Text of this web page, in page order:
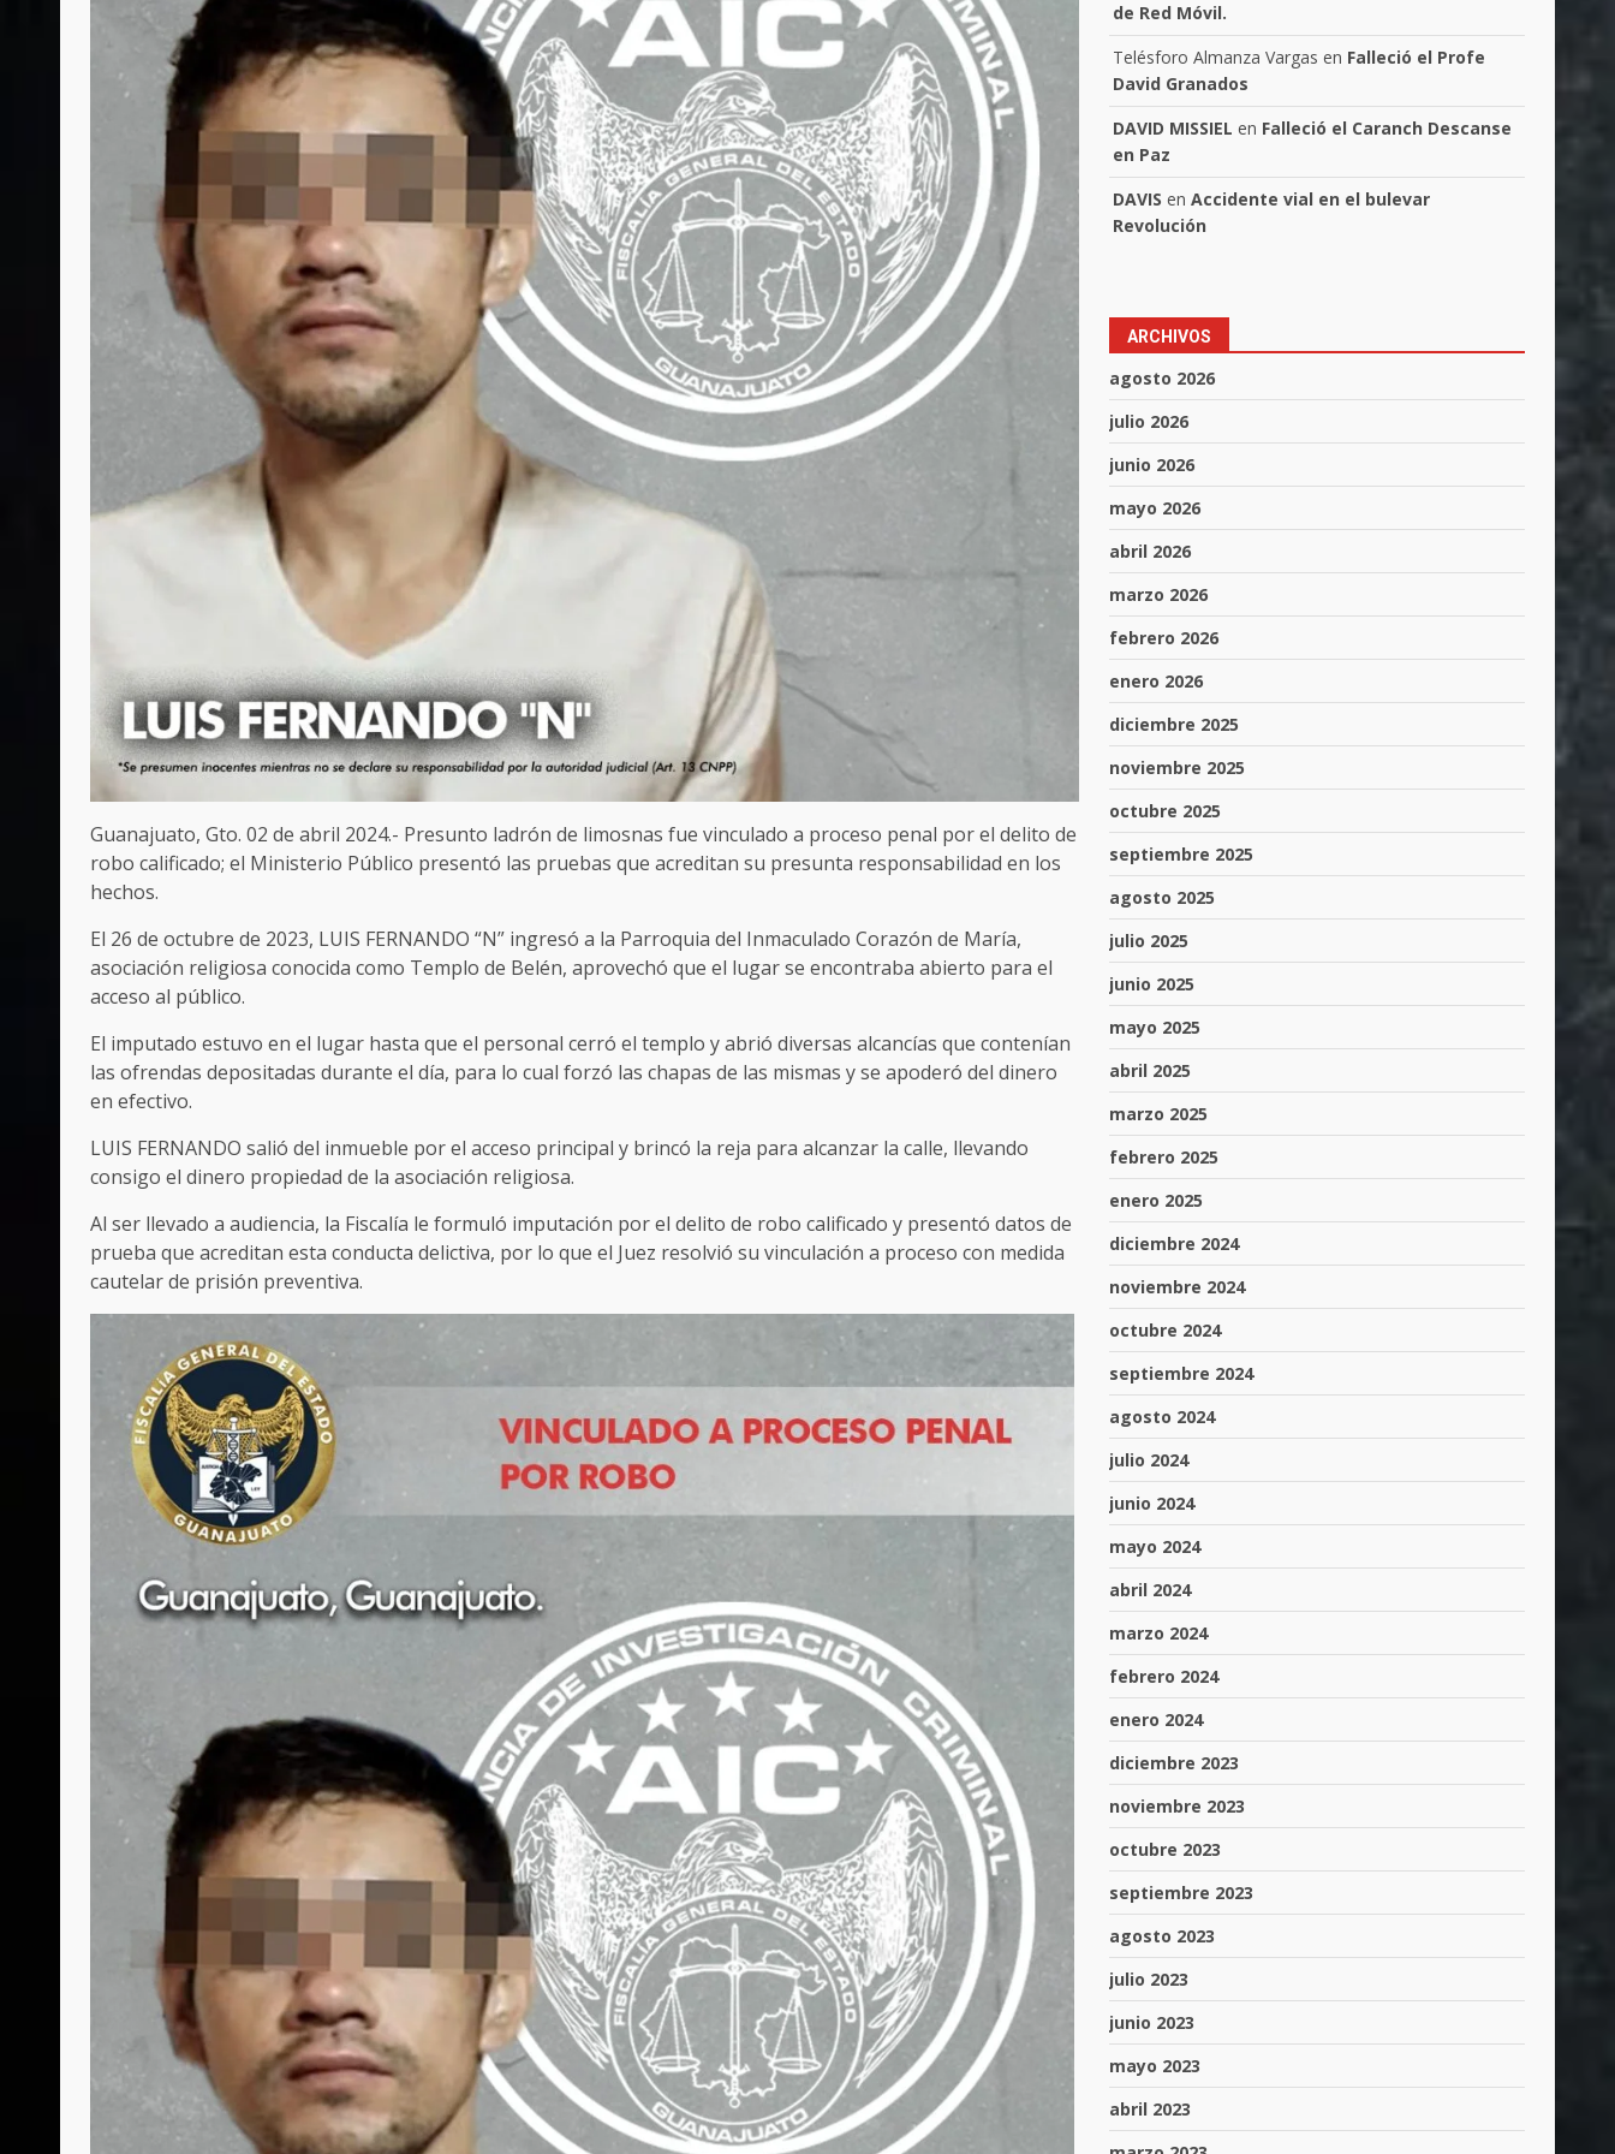
Guanajuato, Gto. 02 de abril 2024.- Presunto ladrón de limosnas fue vinculado a proceso penal por el delito de
robo calificado; el Ministerio Público presentó las pruebas que acreditan su presunta responsabilidad en los
hechos.
El 26 de octubre de 2023, LUIS FERNANDO “N” ingresó a la Parroquia del Inmaculado Corazón de María,
asociación religiosa conocida como Templo de Belén, aprovechó que el lugar se encontraba abierto para el
acceso al público.
El imputado estuvo en el lugar hasta que el personal cerró el templo y abrió diversas alcancías que contenían
las ofrendas depositadas durante el día, para lo cual forzó las chapas de las mismas y se apoderó del dinero
en efectivo.
LUIS FERNANDO salió del inmueble por el acceso principal y brincó la reja para alcanzar la calle, llevando
consigo el dinero propiedad de la asociación religiosa.
Al ser llevado a audiencia, la Fiscalía le formuló imputación por el delito de robo calificado y presentó datos de
prueba que acreditan esta conducta delictiva, por lo que el Juez resolvió su vinculación a proceso con medida
cautelar de prisión preventiva.
de Red Móvil.
Telésforo Almanza Vargas en Falleció el Profe
David Granados
DAVID MISSIEL en Falleció el Caranch Descanse
en Paz
DAVIS enAccidente vial en el bulevar
Revolución
ARCHIVOS
agosto 2026
julio 2026
junio 2026
mayo 2026
abril 2026
marzo 2026
febrero 2026
enero 2026
diciembre 2025
noviembre 2025
octubre 2025
septiembre 2025
agosto 2025
julio 2025
junio 2025
mayo 2025
abril 2025
marzo 2025
febrero 2025
enero 2025
diciembre 2024
noviembre 2024
octubre 2024
septiembre 2024
agosto 2024
julio 2024
junio 2024
mayo 2024
abril 2024
marzo 2024
febrero 2024
enero 2024
diciembre 2023
noviembre 2023
octubre 2023
septiembre 2023
agosto 2023
julio 2023
junio 2023
mayo 2023
abril 2023